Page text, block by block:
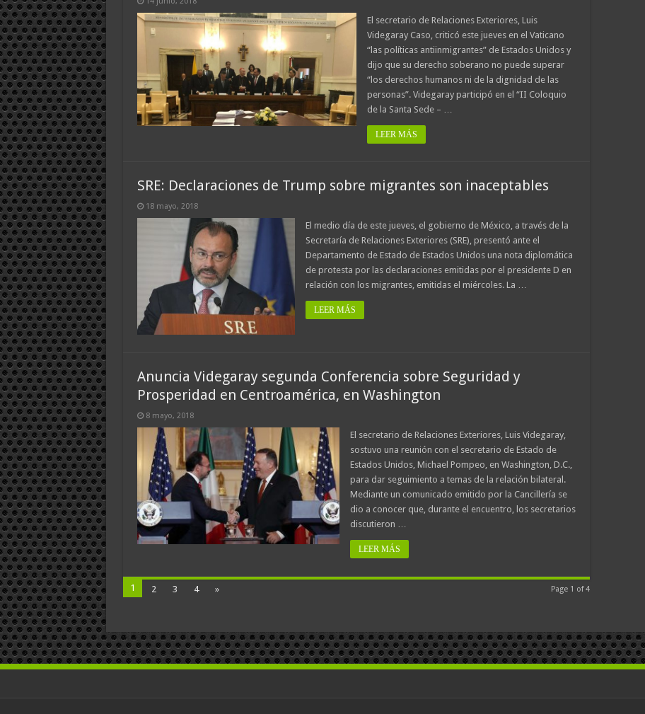
El secretario de Relaciones Exteriores, Luis
Videgaray Caso, criticó este jueves en el Vaticano
“las políticas antiinmigrantes” de Estados Unidos y
dijo que su derecho soberano no puede superar
“los derechos humanos ni de la dignidad de las
personas”. Videgaray participó en el “II Coloquio
de la Santa Sede – …
LEER MÁS
SRE: Declaraciones de Trump sobre migrantes son inaceptables
18 mayo, 2018
El medio día de este jueves, el gobierno de México, a través de la
Secretaría de Relaciones Exteriores (SRE), presentó ante el
Departamento de Estado de Estados Unidos una nota diplomática
de protesta por las declaraciones emitidas por el presidente D en
relación con los migrantes, emitidas el miércoles. La …
LEER MÁS
Anuncia Videgaray segunda Conferencia sobre Seguridad y
Prosperidad en Centroamérica, en Washington
8 mayo, 2018
El secretario de Relaciones Exteriores, Luis Videgaray,
sostuvo una reunión con el secretario de Estado de
Estados Unidos, Michael Pompeo, en Washington, D.C.,
para dar seguimiento a temas de la relación bilateral.
Mediante un comunicado emitido por la Cancillería se
dio a conocer que, durante el encuentro, los secretarios
discutieron …
LEER MÁS
Page 1 of 4
1 2 3 4 »